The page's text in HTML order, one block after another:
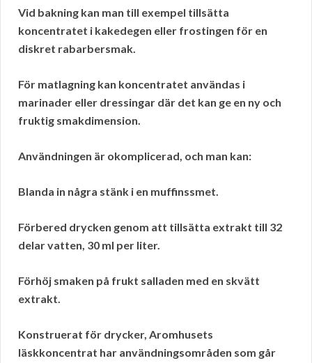
Vid bakning kan man till exempel tillsätta
koncentratet i kakedegen eller frostingen för en
diskret rabarbersmak.
För matlagning kan koncentratet användas i
marinader eller dressingar där det kan ge en ny och
fruktig smakdimension.
Användningen är okomplicerad, och man kan:
Blanda in några stänk i en muffinssmet.
Förbered drycken genom att tillsätta extrakt till 32
delar vatten, 30 ml per liter.
Förhöj smaken på frukt salladen med en skvätt
extrakt.
Konstruerat för drycker, Aromhusets
läskkoncentrat har användningsområden som går